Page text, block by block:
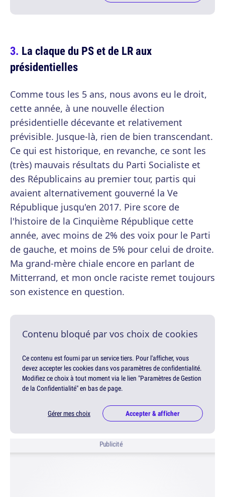
La claque du PS et de LR aux
présidentielles
Comme tous les 5 ans, nous avons eu le droit,
cette année, à une nouvelle élection
présidentielle décevante et relativement
prévisible. Jusque-là, rien de bien transcendant.
Ce qui est historique, en revanche, ce sont les
(très) mauvais résultats du Parti Socialiste et
des Républicains au premier tour, partis qui
avaient alternativement gouverné la Ve
République jusqu'en 2017. Pire score de
l'histoire de la Cinquième République cette
année, avec moins de 2% des voix pour le Parti
de gauche, et moins de 5% pour celui de droite.
Ma grand-mère chiale encore en parlant de
Mitterrand, et mon oncle raciste remet toujours
son existence en question.
Contenu bloqué par vos choix de cookies
Ce contenu est fourni par un service tiers. Pour l'afficher, vous
devez accepter les cookies dans vos paramètres de confidentialité.
Modifiez ce choix à tout moment via le lien "Paramètres de Gestion
de la Confidentialité" en bas de page.
Gérer mes choix Accepter & afficher
Publicité